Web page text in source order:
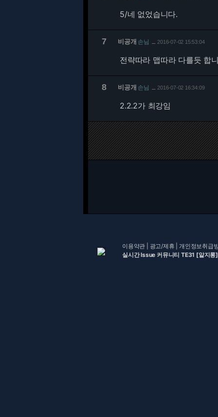
5/네 없었습니다.
7 비공개 손님 2016-07-02 15:53:04
전략따라 맵따라 다를듯 합
8 비공개 손님 2016-07-02 16:34:09
2.2.2가 최강임
이용약관 광고/제휴 |개인정보취급
실시간 Issue 커뮤니티 TE31 [알지